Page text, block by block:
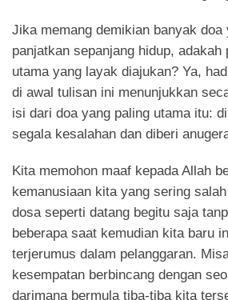
Jika memang demikian banyak doa
panjatkan sepanjang hidup, adakah
utama yang layak diajukan? Ya,
di awal tulisan ini menunjukkan
isi dari doa yang paling utama itu:
segala kesalahan dan diberi
Kita memohon maaf kepada Allah
kemanusiaan kita yang sering
dosa seperti datang begitu saja
beberapa saat kemudian kita baru
terjerumus dalam pelanggaran.
kesempatan berbincang dengan
darimana bermula tiba-tiba kita